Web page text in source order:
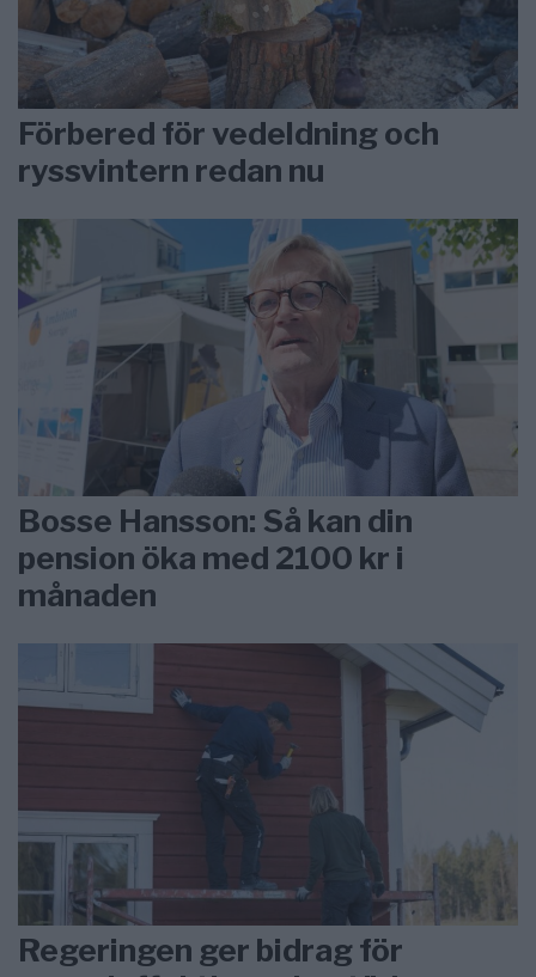
Förbered för vedeldning och
ryssvintern redan nu
Bosse Hansson: Så kan din
pension öka med 2100 kr i
månaden
Regeringen ger bidrag för